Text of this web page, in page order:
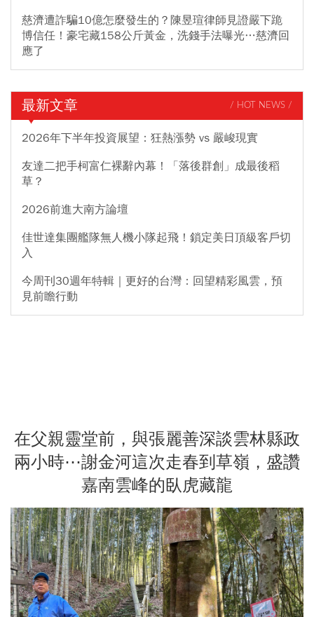
慈濟遭詐騙10億怎麼發生的？陳昱瑄律師見證嚴下跪
博信任！豪宅藏158公斤黃金，洗錢手法曝光…慈濟回
應了
最新文章 / HOT NEWS /
2026年下半年投資展望：狂熱漲勢 vs 嚴峻現實
友達二把手柯富仁裸辭內幕！「落後群創」成最後稻
草？
2026前進大南方論壇
佳世達集團艦隊無人機小隊起飛！鎖定美日頂級客戶切
入
今周刊30週年特輯｜更好的台灣：回望精彩風雲，預
見前瞻行動
在父親靈堂前，與張麗善深談雲林縣政
兩小時⋯謝金河這次走春到草嶺，盛讚
嘉南雲峰的臥虎藏龍